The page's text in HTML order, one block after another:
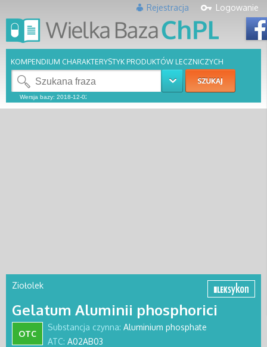
Logowanie
Rejestracja
KOMPENDIUM CHARAKTERYSTYK PRODUKTÓW LECZNICZYCH
Ziołolek
Gelatum Aluminii phosphorici
Substancja czynna: Aluminium phosphate
ATC: A02AB03
OTC